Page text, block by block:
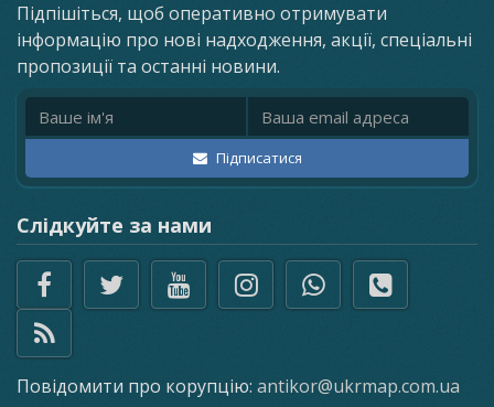
Підпішіться, щоб оперативно отримувати
інформацію про нові надходження, акції, спеціальні
пропозиції та останні новини.
Ім'я Email адреса
Підписатися
Слідкуйте за нами
Повідомити про корупцію: antikor@ukrmap.com.ua